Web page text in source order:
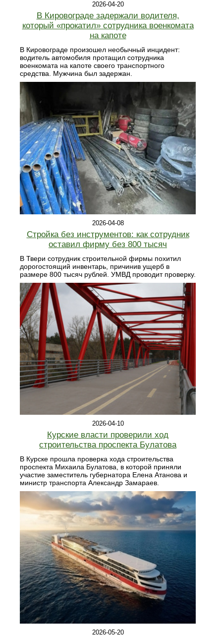
2026-04-20
В Кировограде задержали водителя,
который «прокатил» сотрудника военкомата
на капоте
В Кировограде произошел необычный инцидент:
водитель автомобиля протащил сотрудника
военкомата на капоте своего транспортного
средства. Мужчина был задержан.
2026-04-08
Стройка без инструментов: как сотрудник
оставил фирму без 800 тысяч
В Твери сотрудник строительной фирмы похитил
дорогостоящий инвентарь, причинив ущерб в
размере 800 тысяч рублей. УМВД проводит проверку.
2026-04-10
Курские власти проверили ход
строительства проспекта Булатова
В Курске прошла проверка хода строительства
проспекта Михаила Булатова, в которой приняли
участие заместитель губернатора Елена Атанова и
министр транспорта Александр Замараев.
2026-05-20